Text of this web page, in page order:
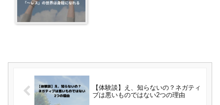
【体験談】え、知らないの？ネガティ
ブは悪いものではない2つの理由